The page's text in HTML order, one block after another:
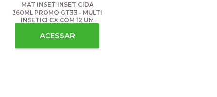
MAT INSET INSETICIDA
360ML PROMO GT33 - MULTI
INSETICI CX COM 12 UM
ACESSAR